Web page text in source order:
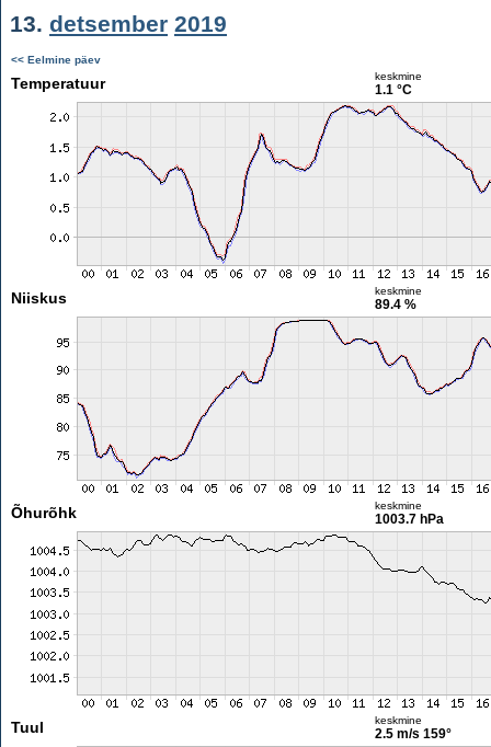
13. detsember 2019
<< Eelmine päev
Temperatuur keskmine
1.1 °C
Niiskus keskmine
89.4 %
Õhurõhk keskmine
1003.7 hPa
Tuul keskmine
2.5 m/s 159°